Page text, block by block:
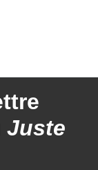
Juste